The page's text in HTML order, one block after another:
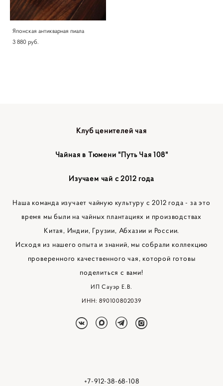
Японская антикварная пиала
3 880 pуб.
Клуб ценителей чая
Чайная в Тюмени "Путь Чая 108"
Изучаем чай с 2012 года
Наша команда изучает чайную культуру с 2012 года - за это
время мы были на чайных плантациях и производствах
Китая, Индии, Грузии, Абхазии и России.
Исходя из нашего опыта и знаний, мы собрали коллекцию
проверенного качественного чая, которой готовы
поделиться с вами!
ИП Сауэр Е.В.
ИНН: 890100802039
+7-912-38-68-108